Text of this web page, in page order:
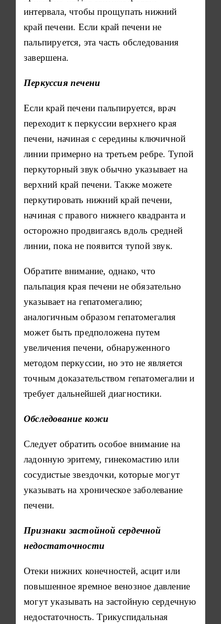
интервала, чтобы прощупать нижний
край печени. Если край печени не
пальпируется, эта часть обследования
завершена.
Перкуссия печени
Если край печени пальпируется, врач
переходит к перкуссии верхнего края
печени, начиная с середины ключичной
линии примерно на третьем ребре. Тупой
перкуторный звук обычно указывает на
верхний край печени. Также можете
перкутировать нижний край печени,
начиная с правого нижнего квадранта и
осторожно продвигаясь вдоль средней
линии, пока не появится тупой звук.
Обратите внимание, однако, что
пальпация края печени не обязательно
указывает на гепатомегалию;
аналогичным образом гепатомегалия
может быть предположена путем
увеличения печени, обнаруженного
методом перкуссии, но это не является
точным доказательством гепатомегалии и
требует дальнейшей диагностики.
Обследование кожи
Следует обратить особое внимание на
ладонную эритему, гинекомастию или
сосудистые звездочки, которые могут
указывать на хроническое заболевание
печени.
Признаки застойной сердечной
недостаточности
Отеки нижних конечностей, асцит или
повышенное яремное венозное давление
могут указывать на застойную сердечную
недостаточность. Трикуспидальная